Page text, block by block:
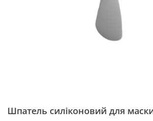
Шпатель силіконовий для